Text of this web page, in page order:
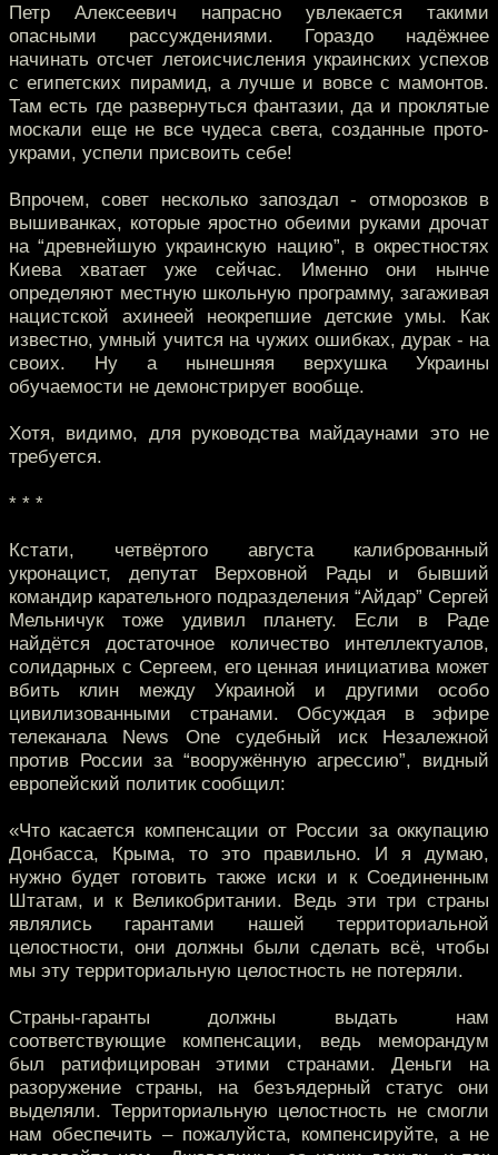
Петр Алексеевич напрасно увлекается такими
опасными рассуждениями. Гораздо надёжнее
начинать отсчет летоисчисления украинских успехов
с египетских пирамид, а лучше и вовсе с мамонтов.
Там есть где развернуться фантазии, да и проклятые
москали еще не все чудеса света, созданные прото-
украми, успели присвоить себе!
Впрочем, совет несколько запоздал - отморозков в
вышиванках, которые яростно обеими руками дрочат
на “древнейшую украинскую нацию”, в окрестностях
Киева хватает уже сейчас. Именно они нынче
определяют местную школьную программу, загаживая
нацистской ахинеей неокрепшие детские умы. Как
известно, умный учится на чужих ошибках, дурак - на
своих. Ну а нынешняя верхушка Украины
обучаемости не демонстрирует вообще.
Хотя, видимо, для руководства майдаунами это не
требуется.
* * *
Кстати, четвёртого августа калиброванный
укронацист, депутат Верховной Рады и бывший
командир карательного подразделения “Айдар” Сергей
Мельничук тоже удивил планету. Если в Раде
найдётся достаточное количество интеллектуалов,
солидарных с Сергеем, его ценная инициатива может
вбить клин между Украиной и другими особо
цивилизованными странами. Обсуждая в эфире
телеканала News One судебный иск Незалежной
против России за “вооружённую агрессию”, видный
европейский политик сообщил:
«Что касается компенсации от России за оккупацию
Донбасса, Крыма, то это правильно. И я думаю,
нужно будет готовить также иски и к Соединенным
Штатам, и к Великобритании. Ведь эти три страны
являлись гарантами нашей территориальной
целостности, они должны были сделать всё, чтобы
мы эту территориальную целостность не потеряли.
Страны-гаранты должны выдать нам
соответствующие компенсации, ведь меморандум
был ратифицирован этими странами. Деньги на
разоружение страны, на безъядерный статус они
выделяли. Территориальную целостность не смогли
нам обеспечить – пожалуйста, компенсируйте, а не